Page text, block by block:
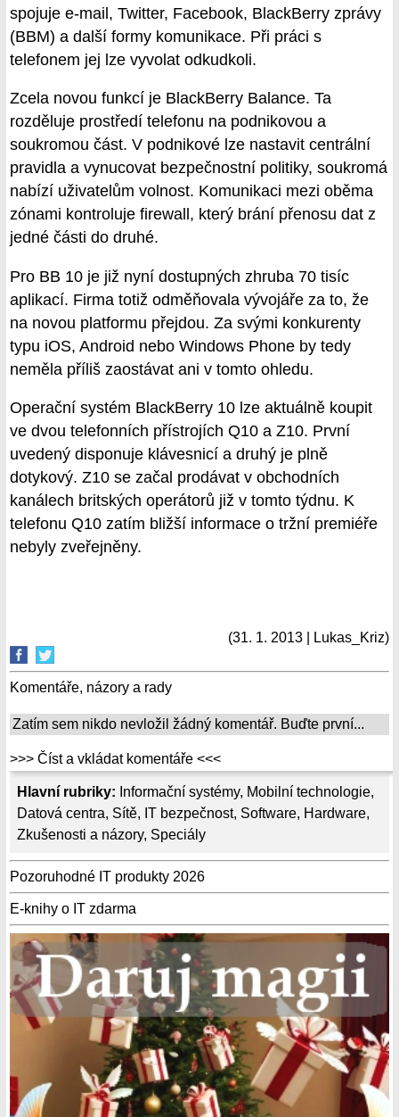
Hlavní rubriky: Informační systémy, Mobilní technologie,
Datová centra, Sítě, IT bezpečnost, Software, Hardware,
Zkušenosti a názory, Speciály
Pozoruhodné IT produkty 2026
E-knihy o IT zdarma
spojuje e-mail, Twitter, Facebook, BlackBerry zprávy
(BBM) a další formy komunikace. Při práci s
telefonem jej lze vyvolat odkudkoli.
Zcela novou funkcí je BlackBerry Balance. Ta
rozděluje prostředí telefonu na podnikovou a
soukromou část. V podnikové lze nastavit centrální
pravidla a vynucovat bezpečnostní politiky, soukromá
nabízí uživatelům volnost. Komunikaci mezi oběma
zónami kontroluje firewall, který brání přenosu dat z
jedné části do druhé.
Pro BB 10 je již nyní dostupných zhruba 70 tisíc
aplikací. Firma totiž odměňovala vývojáře za to, že
na novou platformu přejdou. Za svými konkurenty
typu iOS, Android nebo Windows Phone by tedy
neměla příliš zaostávat ani v tomto ohledu.
Operační systém BlackBerry 10 lze aktuálně koupit
ve dvou telefonních přístrojích Q10 a Z10. První
uvedený disponuje klávesnicí a druhý je plně
dotykový. Z10 se začal prodávat v obchodních
kanálech britských operátorů již v tomto týdnu. K
telefonu Q10 zatím bližší informace o tržní premiéře
nebyly zveřejněny.
(31. 1. 2013 | Lukas_Kriz)
Komentáře, názory a rady
Zatím sem nikdo nevložil žádný komentář. Buďte první...
>>> Číst a vkládat komentáře <<<